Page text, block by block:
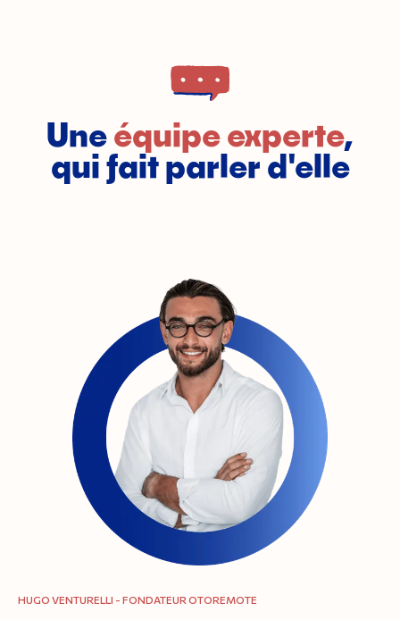
Uneéquipe experte,
qui fait parler d'elle
HUGO VENTURELLI - FONDATEUR OTOREMOTE